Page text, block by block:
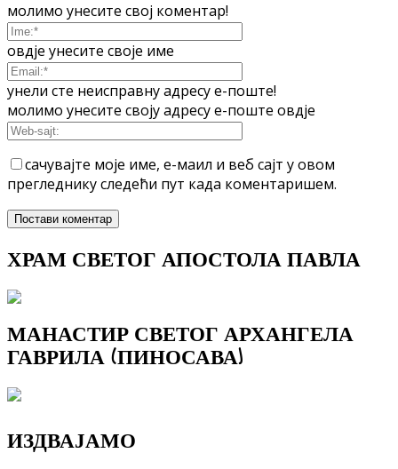
молимо унесите свој коментар!
овдје унесите своје име
унели сте неисправну адресу е-поште!
молимо унесите своју адресу е-поште овдје
сачувајте моје име, е-маил и веб сајт у овом
прегледнику следећи пут када коментаришем.
ХРАМ СВЕТОГ АПОСТОЛА ПАВЛА
МАНАСТИР СВЕТОГ АРХАНГЕЛА
ГАВРИЛА (ПИНОСАВА)
ИЗДВАЈАМО